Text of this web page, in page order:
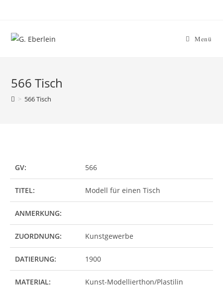
springen
Menü
566 Tisch
> 566 Tisch
GV: 566
TITEL: Modell für einen Tisch
ANMERKUNG:
ZUORDNUNG: Kunstgewerbe
DATIERUNG: 1900
MATERIAL: Kunst-Modellierthon/Plastilin